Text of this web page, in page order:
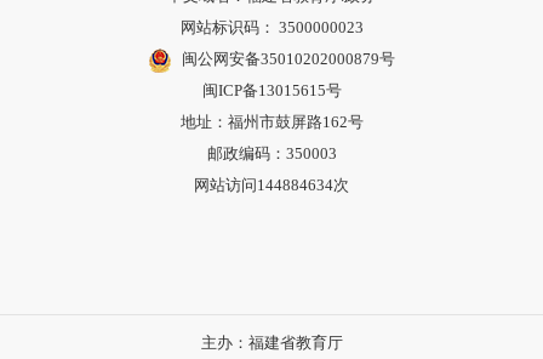
网站标识码： 3500000023
闽公网安备35010202000879号
闽ICP备13015615号
地址：福州市鼓屏路162号
邮政编码：350003
网站访问144884634次
主办：福建省教育厅